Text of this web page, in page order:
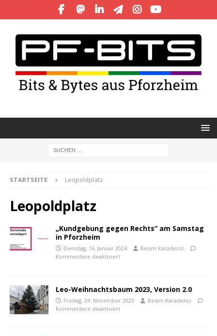
STARTSEITE Leopoldplatz
Leopoldplatz
„Kundgebung gegen Rechts“ am Samstag
in Pforzheim
Dienstag, 16. Januar 2024
Besim Karadeniz
Kommentare deaktiviert
Leo-Weihnachtsbaum 2023, Version 2.0
Freitag, 24. November 2023
Besim Karadeniz
Kommentare deaktiviert